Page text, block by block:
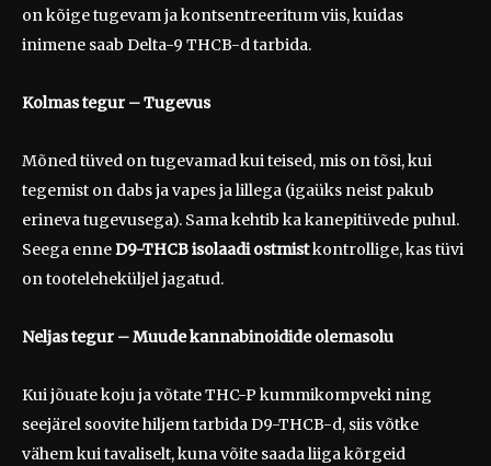
on kõige tugevam ja kontsentreeritum viis, kuidas
inimene saab Delta-9 THCB-d tarbida.
Kolmas tegur – Tugevus
Mõned tüved on tugevamad kui teised, mis on tõsi, kui
tegemist on dabs ja vapes ja lillega (igaüks neist pakub
erineva tugevusega). Sama kehtib ka kanepitüvede puhul.
Seega enneD9-THCB isolaadi ostmistkontrollige, kas tüvi
on tooteleheküljel jagatud.
Neljas tegur – Muude kannabinoidide olemasolu
Kui jõuate koju ja võtate THC-P kummikompveki ning
seejärel soovite hiljem tarbida D9-THCB-d, siis võtke
vähem kui tavaliselt, kuna võite saada liiga kõrgeid